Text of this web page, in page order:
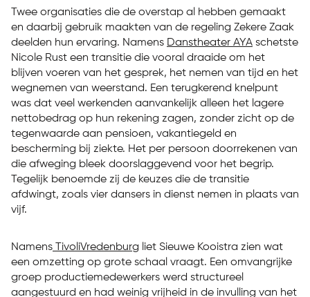
Twee organisaties die de overstap al hebben gemaakt
en daarbij gebruik maakten van de regeling Zekere Zaak
deelden hun ervaring. Namens Danstheater AYA schetste
Nicole Rust een transitie die vooral draaide om het
blijven voeren van het gesprek, het nemen van tijd en het
wegnemen van weerstand. Een terugkerend knelpunt
was dat veel werkenden aanvankelijk alleen het lagere
nettobedrag op hun rekening zagen, zonder zicht op de
tegenwaarde aan pensioen, vakantiegeld en
bescherming bij ziekte. Het per persoon doorrekenen van
die afweging bleek doorslaggevend voor het begrip.
Tegelijk benoemde zij de keuzes die de transitie
afdwingt, zoals vier dansers in dienst nemen in plaats van
vijf.
Namens TivoliVredenburg liet Sieuwe Kooistra zien wat
een omzetting op grote schaal vraagt. Een omvangrijke
groep productiemedewerkers werd structureel
aangestuurd en had weinig vrijheid in de invulling van het